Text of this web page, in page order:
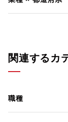
関連するカ
職種